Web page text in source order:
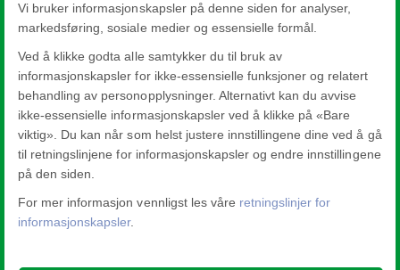
Vinterhager
Vi bruker informasjonskapsler på denne siden for analyser,
markedsføring, sosiale medier og essensielle formål.
Ved å klikke godta alle samtykker du til bruk av
informasjonskapsler for ikke-essensielle funksjoner og relatert
behandling av personopplysninger. Alternativt kan du avvise
ikke-essensielle informasjonskapsler ved å klikke på «Bare
viktig». Du kan når som helst justere innstillingene dine ved å gå
til retningslinjene for informasjonskapsler og endre innstillingene
på den siden.
For mer informasjon vennligst les våre retningslinjer for
informasjonskapsler.